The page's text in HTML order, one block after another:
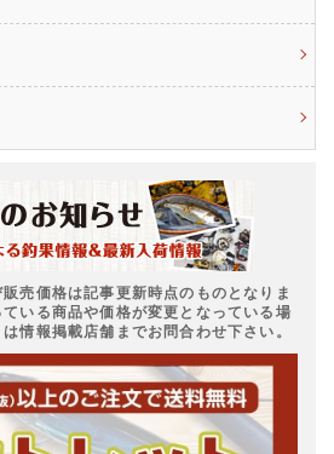
売価格は記事更新時点のものとなりま
いる商品や価格が変更となっている場
情報掲載店舗までお問合わせ下さい。